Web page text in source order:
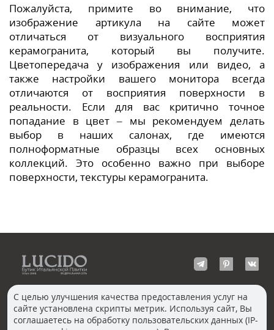
Пожалуйста, примите во внимание, что
изображение артикула на сайте может
отличаться от визуального восприятия
керамогранита, который вы получите.
Цветопередача у изображения или видео, а
также настройки вашего монитора всегда
отличаются от восприятия поверхности в
реальности. Если для вас критично точное
попадание в цвет – мы рекомендуем делать
выбор в наших салонах, где имеются
полноформатные образцы всех основных
коллекций. Это особенно важно при выборе
поверхности, текстуры керамогранита.
КОНТАКТЫ
Волгоград
С целью улучшения качества предоставления услуг на
сайте установлена скрипты метрик. Используя сайт, Вы
соглашаетесь на обработку пользовательских данных (IP-